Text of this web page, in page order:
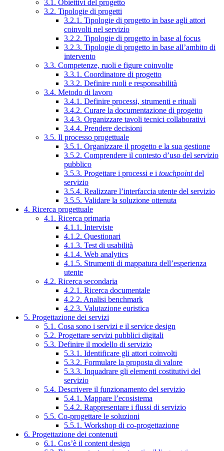
3.1. Obiettivi del progetto
3.2. Tipologie di progetti
3.2.1. Tipologie di progetto in base agli attori
coinvolti nel servizio
3.2.2. Tipologie di progetto in base al focus
3.2.3. Tipologie di progetto in base all’ambito di
intervento
3.3. Competenze, ruoli e figure coinvolte
3.3.1. Coordinatore di progetto
3.3.2. Definire ruoli e responsabilità
3.4. Metodo di lavoro
3.4.1. Definire processi, strumenti e rituali
3.4.2. Curare la documentazione di progetto
3.4.3. Organizzare tavoli tecnici collaborativi
3.4.4. Prendere decisioni
3.5. Il processo progettuale
3.5.1. Organizzare il progetto e la sua gestione
3.5.2. Comprendere il contesto d’uso del servizio
pubblico
3.5.3. Progettare i processi e i touchpointdel
servizio
3.5.4. Realizzare l’interfaccia utente del servizio
3.5.5. Validare la soluzione ottenuta
4. Ricerca progettuale
4.1. Ricerca primaria
4.1.1. Interviste
4.1.2. Questionari
4.1.3. Test di usabilità
4.1.4. Web analytics
4.1.5. Strumenti di mappatura dell’esperienza
utente
4.2. Ricerca secondaria
4.2.1. Ricerca documentale
4.2.2. Analisi benchmark
4.2.3. Valutazione euristica
5. Progettazione dei servizi
5.1. Cosa sono i servizi e il service design
5.2. Progettare servizi pubblici digitali
5.3. Definire il modello di servizio
5.3.1. Identificare gli attori coinvolti
5.3.2. Formulare la proposta di valore
5.3.3. Inquadrare gli elementi costitutivi del
servizio
5.4. Descrivere il funzionamento del servizio
5.4.1. Mappare l’ecosistema
5.4.2. Rappresentare i flussi di servizio
5.5. Co-progettare le soluzioni
5.5.1. Workshop di co-progettazione
6. Progettazione dei contenuti
6.1. Cos’è il content design